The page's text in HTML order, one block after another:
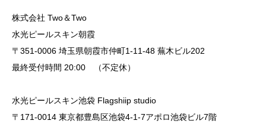
株式会社 Two＆Two
水光ピールスキン朝霞
〒351-0006 埼玉県朝霞市仲町1-11-48 蕪木ビル202
最終受付時間 20:00 （不定休）
水光ピールスキン池袋 Flagshiip studio
〒171-0014 東京都豊島区池袋4-1-7アポロ池袋ビル7階